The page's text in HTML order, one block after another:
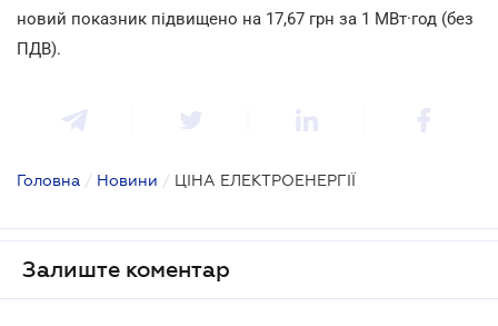
новий показник підвищено на 17,67 грн за 1 МВт·год (без
ПДВ).
Головна / Новини / ЦІНА ЕЛЕКТРОЕНЕРГІЇ
Залиште коментар